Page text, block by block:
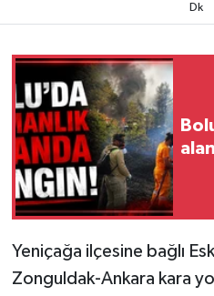
Dk
Yeniçağa ilçesine bağlı
Zonguldak-Ankara kara